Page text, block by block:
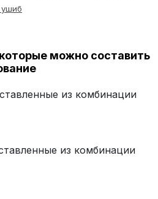
ушиб
можно составить
из комбинации
из комбинации